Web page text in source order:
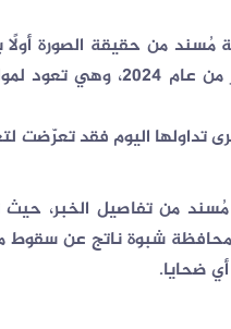
من حقيقة الصورة أولًا
ونُشرت في يناير من
تداولها اليوم فقد
من تفاصيل الخبر، حيث
محافظة شبوة ناتج عن سقوط
ضحايا.